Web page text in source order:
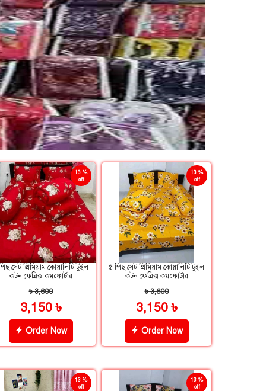
13 %
off
সেট প্রিমিয়াম কোয়ালিটি টুইল
কটন ফেব্রিক্স কমফোর্টার
৳ 3,600
3,150 ৳
Order Now
13 %
off
৫ পিছ সেট প্রিমিয়াম কোয়ালিটি টুইল
কটন ফেব্রিক্স কমফোর্টার
৳ 3,600
3,150 ৳
Order Now
13 %
off
13 %
off